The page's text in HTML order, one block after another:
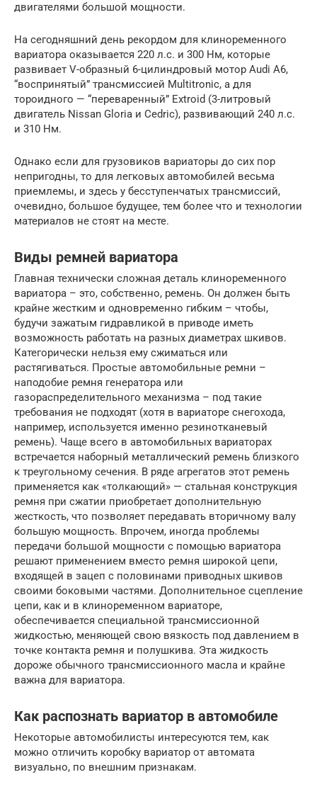
двигателями большой мощности.
На сегодняшний день рекордом для клиноременного
вариатора оказывается 220 л.с. и 300 Нм, которые
развивает V-образный 6-цилиндровый мотор Audi A6,
“воспринятый” трансмиссией Multitronic, а для
тороидного — “переваренный” Extroid (3-литровый
двигатель Nissan Gloria и Cedric), развивающий 240 л.с.
и 310 Нм.
Однако если для грузовиков вариаторы до сих пор
непригодны, то для легковых автомобилей весьма
приемлемы, и здесь у бесступенчатых трансмиссий,
очевидно, большое будущее, тем более что и технологии
материалов не стоят на месте.
Виды ремней вариатора
Главная технически сложная деталь клиноременного
вариатора – это, собственно, ремень. Он должен быть
крайне жестким и одновременно гибким – чтобы,
будучи зажатым гидравликой в приводе иметь
возможность работать на разных диаметрах шкивов.
Категорически нельзя ему сжиматься или
растягиваться. Простые автомобильные ремни –
наподобие ремня генератора или
газораспределительного механизма – под такие
требования не подходят (хотя в вариаторе снегохода,
например, используется именно резинотканевый
ремень). Чаще всего в автомобильных вариаторах
встречается наборный металлический ремень близкого
к треугольному сечения. В ряде агрегатов этот ремень
применяется как «толкающий» — стальная конструкция
ремня при сжатии приобретает дополнительную
жесткость, что позволяет передавать вторичному валу
большую мощность. Впрочем, иногда проблемы
передачи большой мощности с помощью вариатора
решают применением вместо ремня широкой цепи,
входящей в зацеп с половинами приводных шкивов
своими боковыми частями. Дополнительное сцепление
цепи, как и в клиноременном вариаторе,
обеспечивается специальной трансмиссионной
жидкостью, меняющей свою вязкость под давлением в
точке контакта ремня и полушкива. Эта жидкость
дороже обычного трансмиссионного масла и крайне
важна для вариатора.
Как распознать вариатор в автомобиле
Некоторые автомобилисты интересуются тем, как
можно отличить коробку вариатор от автомата
визуально, по внешним признакам.